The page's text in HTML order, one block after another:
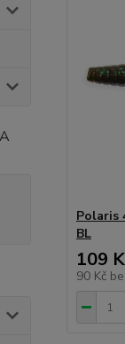
Polaris
BL
109
90 Kč